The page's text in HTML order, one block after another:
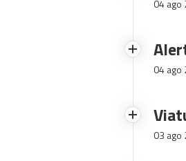
04 ago
04 ago
03 ago